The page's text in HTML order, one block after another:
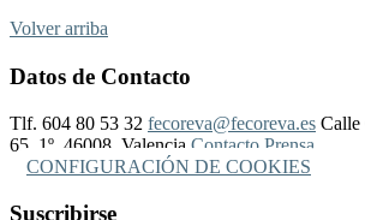
Volver arriba
Datos de Contacto
Tlf. 604 80 53 32 fecoreva@fecoreva.es Calle
65, 1º, 46008, Valencia Contacto Prensa
CONFIGURACIÓN DE COOKIES
Suscribirse